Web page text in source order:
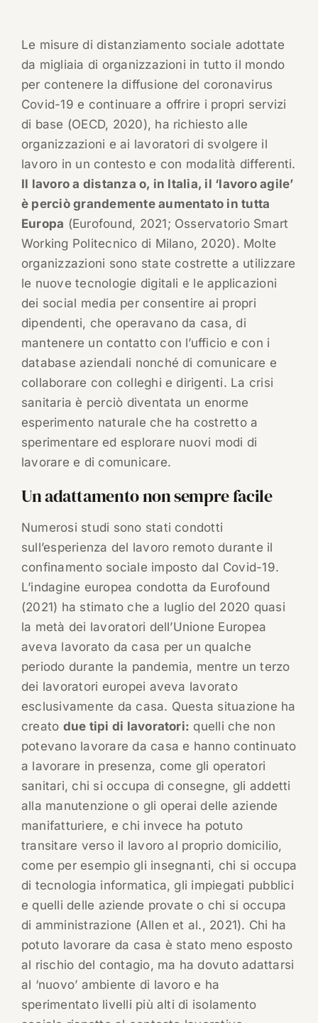
Le misure di distanziamento sociale adottate
da migliaia di organizzazioni in tutto il mondo
per contenere la diffusione del coronavirus
Covid-19 e continuare a offrire i propri servizi
di base (OECD, 2020), ha richiesto alle
organizzazioni e ai lavoratori di svolgere il
lavoro in un contesto e con modalità differenti.
Il lavoro a distanza o, in Italia, il ‘lavoro agile’
è perciò grandemente aumentato in tutta
Europa (Eurofound, 2021; Osservatorio Smart
Working Politecnico di Milano, 2020). Molte
organizzazioni sono state costrette a utilizzare
le nuove tecnologie digitali e le applicazioni
dei social media per consentire ai propri
dipendenti, che operavano da casa, di
mantenere un contatto con l’ufficio e con i
database aziendali nonché di comunicare e
collaborare con colleghi e dirigenti. La crisi
sanitaria è perciò diventata un enorme
esperimento naturale che ha costretto a
sperimentare ed esplorare nuovi modi di
lavorare e di comunicare.
Un adattamento non sempre facile
Numerosi studi sono stati condotti
sull’esperienza del lavoro remoto durante il
confinamento sociale imposto dal Covid-19.
L’indagine europea condotta da Eurofound
(2021) ha stimato che a luglio del 2020 quasi
la metà dei lavoratori dell’Unione Europea
aveva lavorato da casa per un qualche
periodo durante la pandemia, mentre un terzo
dei lavoratori europei aveva lavorato
esclusivamente da casa. Questa situazione ha
creato due tipi di lavoratori: quelli che non
potevano lavorare da casa e hanno continuato
a lavorare in presenza, come gli operatori
sanitari, chi si occupa di consegne, gli addetti
alla manutenzione o gli operai delle aziende
manifatturiere, e chi invece ha potuto
transitare verso il lavoro al proprio domicilio,
come per esempio gli insegnanti, chi si occupa
di tecnologia informatica, gli impiegati pubblici
e quelli delle aziende provate o chi si occupa
di amministrazione (Allen et al., 2021). Chi ha
potuto lavorare da casa è stato meno esposto
al rischio del contagio, ma ha dovuto adattarsi
al ‘nuovo’ ambiente di lavoro e ha
sperimentato livelli più alti di isolamento